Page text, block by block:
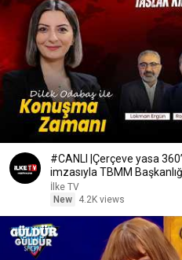
#CANLI |Çerçeve yasa
imzasıyla TBMM
#KonuşmaZamanı
İlke TV
New
4.2K views